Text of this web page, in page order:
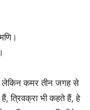
लेकिन कमर तीन जगह से
त्रिवक्रा भी कहते हैं, हे